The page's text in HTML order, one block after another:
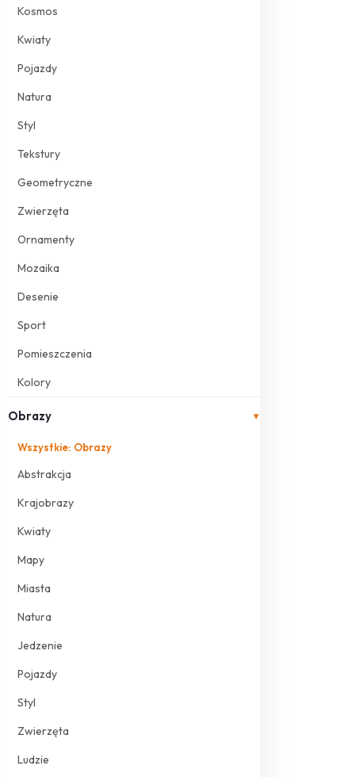
Kosmos
Kwiaty
Pojazdy
Natura
Styl
Tekstury
Geometryczne
Zwierzęta
Ornamenty
Mozaika
Desenie
Sport
Pomieszczenia
Kolory
Obrazy ▾
Wszystkie: Obrazy
Abstrakcja
Krajobrazy
Kwiaty
Mapy
Miasta
Natura
Jedzenie
Pojazdy
Styl
Zwierzęta
Ludzie